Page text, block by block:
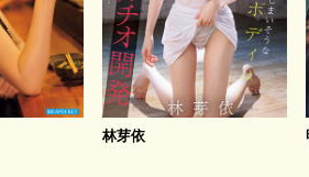
林芽依